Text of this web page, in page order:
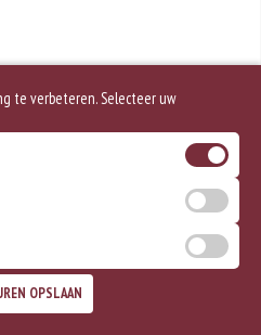
te verbeteren. Selecteer uw
OPSLAAN